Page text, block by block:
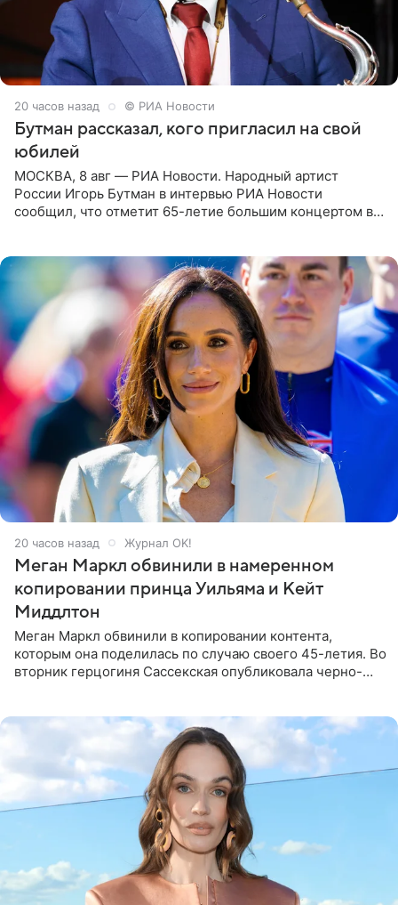
20 часов назад © РИА Новости
Бутман рассказал, кого пригласил на свой
юбилей
МОСКВА, 8 авг — РИА Новости. Народный артист
России Игорь Бутман в интервью РИА Новости
сообщил, что отметит 65-летие большим концертом в
20 часов назад Журнал OK!
Меган Маркл обвинили в намеренном
копировании принца Уильяма и Кейт
Миддлтон
Меган Маркл обвинили в копировании контента,
которым она поделилась по случаю своего 45-летия. Во
вторник герцогиня Сассекская опубликовала черно-